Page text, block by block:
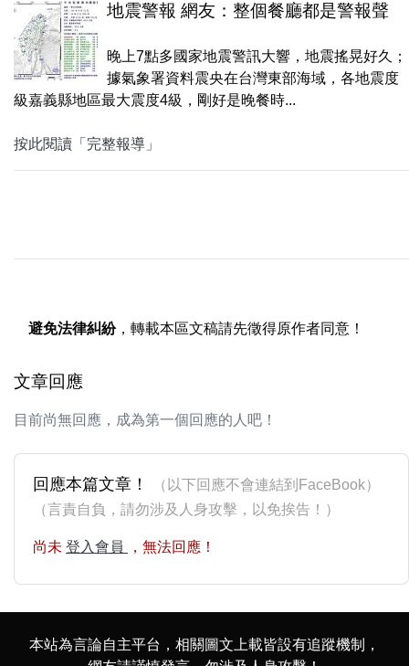
地震警報 網友：整個餐廳都是警報聲
晚上7點多國家地震警訊大響，地震搖晃好久；
據氣象署資料震央在台灣東部海域，各地震度
級嘉義縣地區最大震度4級，剛好是晚餐時...
按此閱讀「完整報導」
避免法律糾紛，轉載本區文稿請先徵得原作者同意！
文章回應
目前尚無回應，成為第一個回應的人吧！
回應本篇文章！
（以下回應不會連結到FaceBook）
（言責自負，請勿涉及人身攻擊，以免挨告！）
尚未 登入會員 ，無法回應！
本站為言論自主平台，相關圖文上載皆設有追蹤機制，